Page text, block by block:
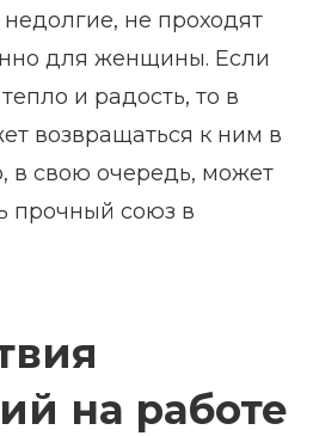
не проходят
для женщины. Если
и радость, то в
возвращаться к ним в
в свою очередь, может
прочный союз в
на работе